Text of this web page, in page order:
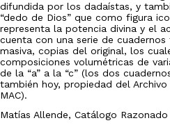
difundida por los dadaístas, y
“dedo de Dios” que como figura
representa la potencia divina y el
cuenta con una serie de
masiva, copias del original, los
composiciones volumétricas de
de la “a” a la “c” (los dos
también hoy, propiedad del
MAC).
Matías Allende, Catálogo Razonado